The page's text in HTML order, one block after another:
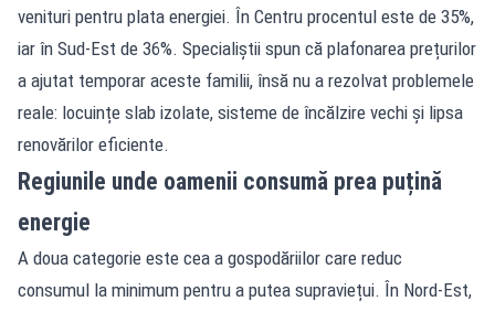
venituri pentru plata energiei. În Centru procentul este de 35%,
iar în Sud-Est de 36%. Specialiștii spun că plafonarea prețurilor
a ajutat temporar aceste familii, însă nu a rezolvat problemele
reale: locuințe slab izolate, sisteme de încălzire vechi și lipsa
renovărilor eficiente.
Regiunile unde oamenii consumă prea puțină
energie
A doua categorie este cea a gospodăriilor care reduc
consumul la minimum pentru a putea supraviețui. În Nord-Est,